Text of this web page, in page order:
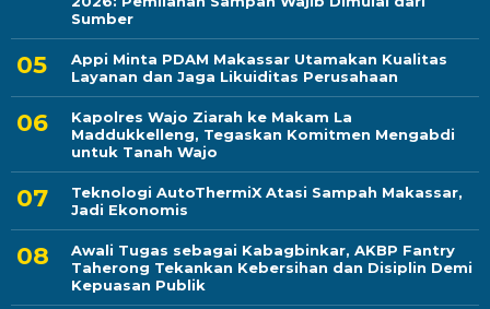
Sumber
Appi Minta PDAM Makassar Utamakan Kualitas
Layanan dan Jaga Likuiditas Perusahaan
Kapolres Wajo Ziarah ke Makam La
Maddukkelleng, Tegaskan Komitmen Mengabdi
untuk Tanah Wajo
Teknologi AutoThermiX Atasi Sampah Makassar,
Jadi Ekonomis
Awali Tugas sebagai Kabagbinkar, AKBP Fantry
Taherong Tekankan Kebersihan dan Disiplin Demi
Kepuasan Publik